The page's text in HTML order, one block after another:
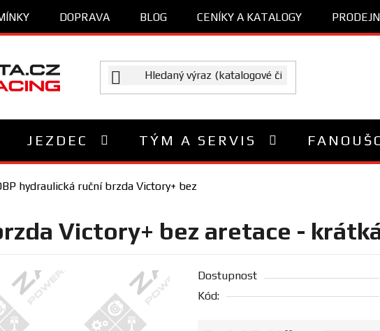
DOPRAVA BLOG CENÍKY A KATALOGY
JEZDEC TÝM A SERVIS
hydraulická ruční brzda Victory+ bez
Victory+ bez aretace -
Dostupnost
Kód: